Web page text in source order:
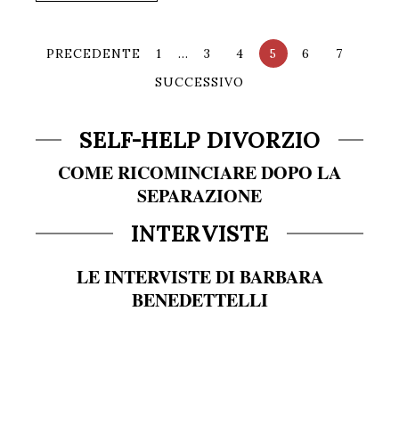
PRECEDENTE 1 … 3 4 5 6
7
SUCCESSIVO
SELF-HELP DIVORZIO
COME RICOMINCIARE DOPO LA
SEPARAZIONE
INTERVISTE
LE INTERVISTE DI BARBARA
BENEDETTELLI